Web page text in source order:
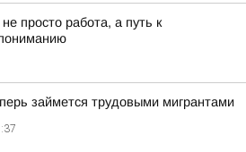
просто работа, а путь к
займется трудовыми мигрантами